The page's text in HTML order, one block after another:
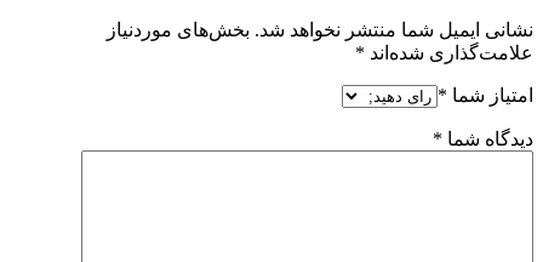
نشانی ایمیل شما منتشر نخواهد شد. بخش‌های موردنیاز
علامت‌گذاری شده‌اند *
امتیاز شما *
دیدگاه شما *